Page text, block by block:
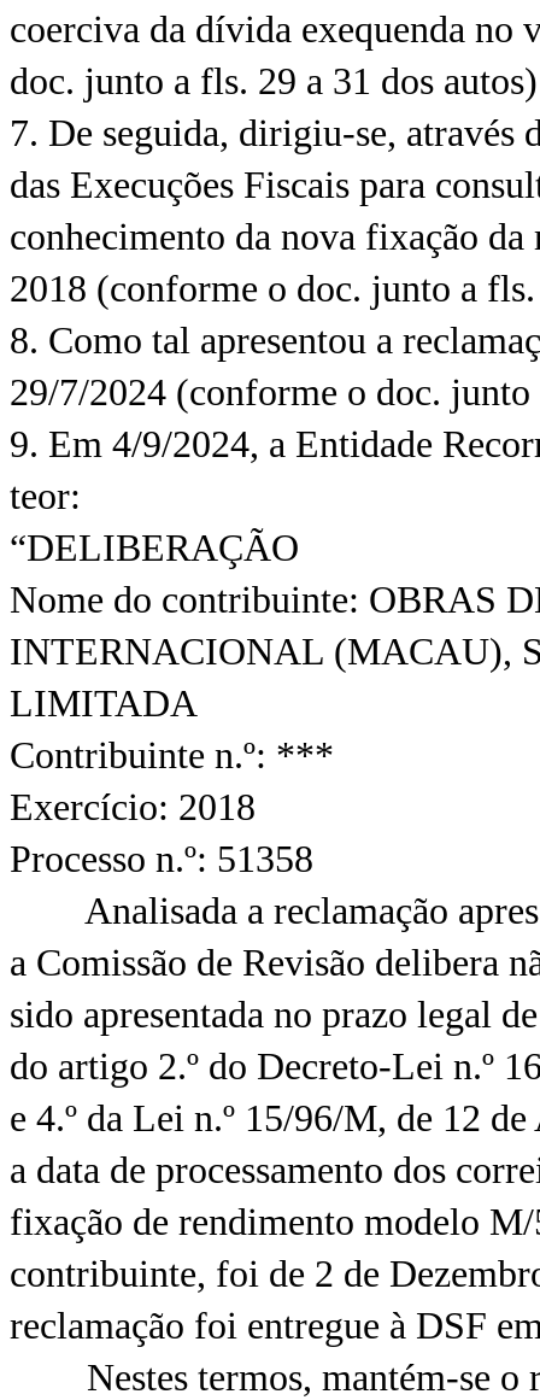
coerciva da dívida exequenda
doc. junto a fls. 29 a 31 dos
7. De seguida, dirigiu-se, através
das Execuções Fiscais para
conhecimento da nova fixação
2018 (conforme o doc. junto a
8. Como tal apresentou a
29/7/2024 (conforme o doc.
9. Em 4/9/2024, a Entidade
teor:
“DELIBERAÇÃO
Nome do contribuinte: OBRAS
INTERNACIONAL (MACAU),
LIMITADA
Contribuinte n.º: ***
Exercício: 2018
Processo n.º: 51358
Analisada a reclamação
a Comissão de Revisão delibera
sido apresentada no prazo legal
do artigo 2.º do Decreto-Lei n.º
e 4.º da Lei n.º 15/96/M, de 12
a data de processamento dos
fixação de rendimento modelo
contribuinte, foi de 2 de
reclamação foi entregue à DSF
Nestes termos, mantém-se o